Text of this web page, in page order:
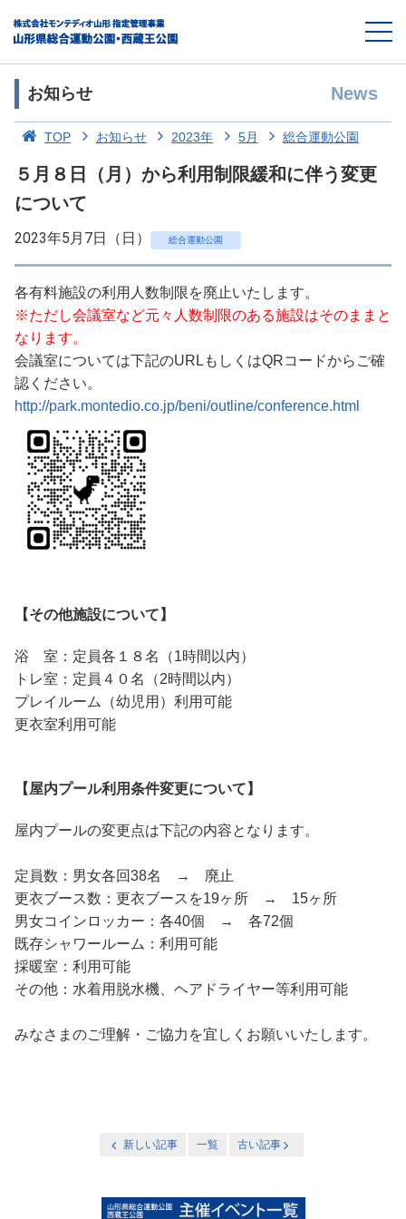
お知らせ News
TOP お知らせ 2023年 5月 総合運動公園
５月８日（月）から利用制限緩和に伴う変更
について
2023年5月7日（日） 総合運動公園
各有料施設の利用人数制限を廃止いたします。
※ただし会議室など元々人数制限のある施設はそのままと
なります。
会議室については下記のURLもしくはQRコードからご確
認ください。
http://park.montedio.co.jp/beni/outline/conference.html
【その他施設について】
浴 室：定員各１８名（1時間以内）
トレ室：定員４０名（2時間以内）
プレイルーム（幼児用）利用可能
更衣室利用可能
【屋内プール利用条件変更について】
屋内プールの変更点は下記の内容となります。
定員数：男女各回38名 → 廃止
更衣ブース数：更衣ブースを19ヶ所 → 15ヶ所
男女コインロッカー：各40個 → 各72個
既存シャワールーム：利用可能
採暖室：利用可能
その他：水着用脱水機、ヘアドライヤー等利用可能
みなさまのご理解・ご協力を宜しくお願いいたします。
新しい記事 一覧 古い記事